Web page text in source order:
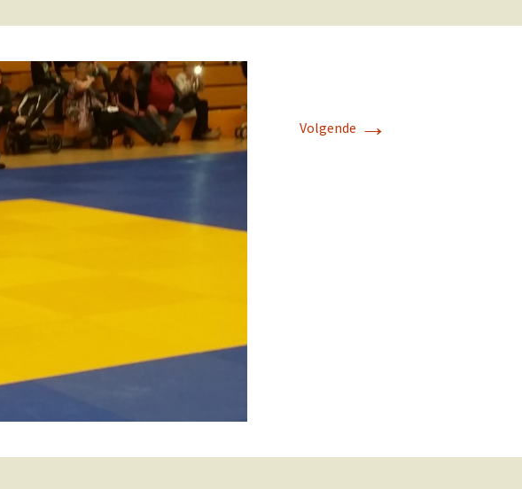
Volgende →